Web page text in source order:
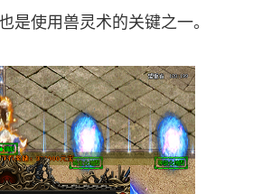
是使用兽灵术的关键之一。